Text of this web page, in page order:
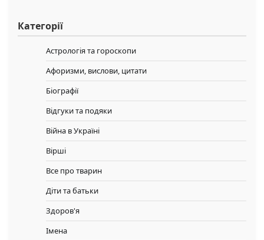
Категорії
Астрологія та гороскопи
Афоризми, вислови, цитати
Біографії
Відгуки та подяки
Війна в Україні
Вірші
Все про тварин
Діти та батьки
Здоров'я
Імена